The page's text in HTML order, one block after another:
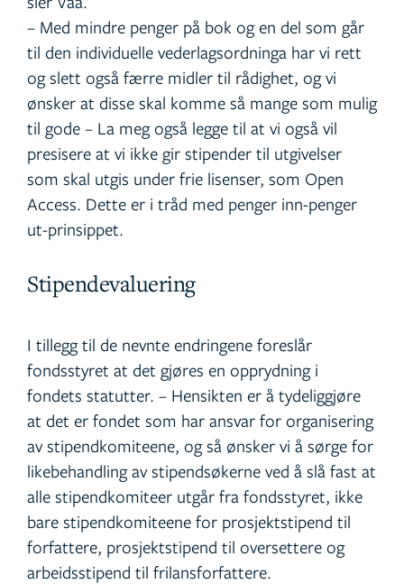
– Med mindre penger på bok og en del som går
til den individuelle vederlagsordninga har vi rett
og slett også færre midler til rådighet, og vi
ønsker at disse skal komme så mange som mulig
til gode – La meg også legge til at vi også vil
presisere at vi ikke gir stipender til utgivelser
som skal utgis under frie lisenser, som Open
Access. Dette er i tråd med penger inn-penger
ut-prinsippet.
Stipendevaluering
I tillegg til de nevnte endringene foreslår
fondsstyret at det gjøres en opprydning i
fondets statutter. – Hensikten er å tydeliggjøre
at det er fondet som har ansvar for organisering
av stipendkomiteene, og så ønsker vi å sørge for
likebehandling av stipendsøkerne ved å slå fast at
alle stipendkomiteer utgår fra fondsstyret, ikke
bare stipendkomiteene for prosjektstipend til
forfattere, prosjektstipend til oversettere og
arbeidsstipend til frilansforfattere.